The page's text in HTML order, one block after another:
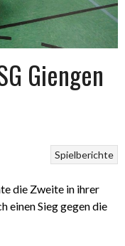
Giengen
Spielberichte
die Zweite in ihrer
einen Sieg gegen die